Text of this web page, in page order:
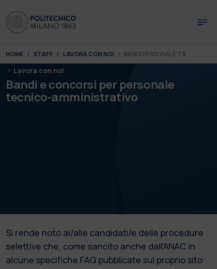
You are here:
HOME STAFF LAVORA CON NOI BANDI PERSONALE TA
Lavora con noi
Bandi e concorsi per personale
tecnico-amministrativo
Si rende noto ai/alle candidati/e delle procedure
selettive che, come sancito anche dall’ANAC in
alcune specifiche FAQ pubblicate sul proprio sito